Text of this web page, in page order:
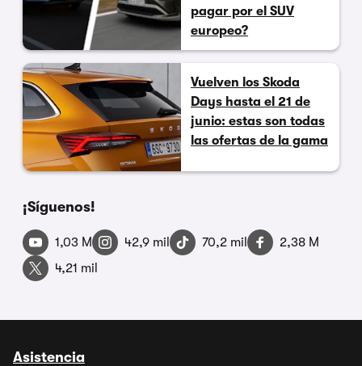
pagar por el SUV
europeo?
Vuelven los Skoda
Days hasta el 21 de
junio: estas son todas
las ofertas de la gama
¡Síguenos!
1,03 M 42,9 mil 70,2 mil
2,38 M
4,21 mil
Asistencia